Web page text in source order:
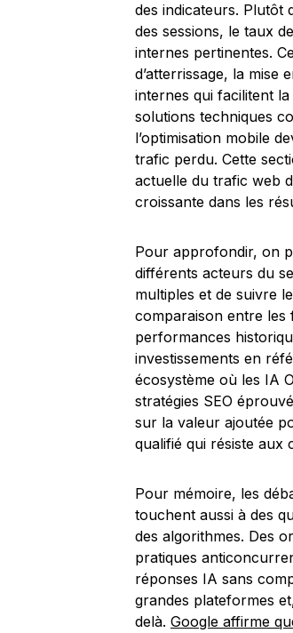
des indicateurs. Plutôt
des sessions, le taux
internes pertinentes.
d’atterrissage, la mise
internes qui facilitent
solutions techniques
l’optimisation mobile
trafic perdu. Cette
actuelle du trafic web
croissante dans les
Pour approfondir, on
différents acteurs du
multiples et de suivre
comparaison entre les
performances
investissements en
écosystème où les IA
stratégies SEO
sur la valeur ajoutée
qualifié qui résiste aux
Pour mémoire, les
touchent aussi à des
des algorithmes. Des
pratiques
réponses IA sans
grandes plateformes
delà. Google affirme